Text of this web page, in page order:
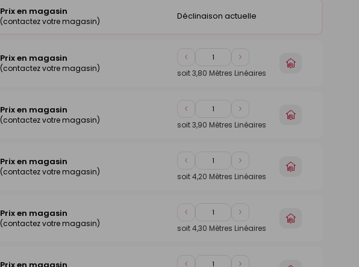
Prix en magasin
(contactez votre magasin) Déclinaison actuelle
Prix en magasin
(contactez votre magasin)
Diminuer
de
Augmenter
de
soit3,80 Mètres Linéaires
Choisir
Prix en magasin
(contactez votre magasin)
Diminuer
de
Augmenter
de
soit3,90 Mètres Linéaires
Choisir
Prix en magasin
(contactez votre magasin)
Diminuer
de
Augmenter
de
soit4,20 Mètres Linéaires
Choisir
Prix en magasin
(contactez votre magasin)
Diminuer
de
Augmenter
de
soit4,30 Mètres Linéaires
Choisir